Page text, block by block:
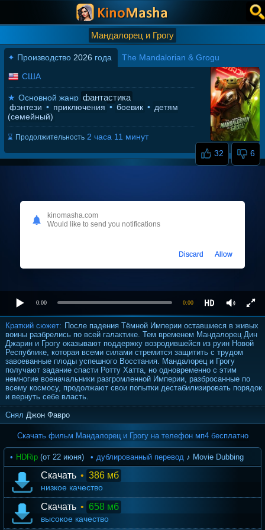
Мандалорец и Грогу
✦ Производство 2026 года The Mandalorian & Grogu
32 6
США
★ Основной жанр фантастика
фэнтези • приключения • боевик • детям
(семейный)
⌛ Продолжительность 2 часа 11 минут
0:00 0:00
Краткий сюжет: После падения Тёмной Империи оставшиеся в живых
воины разбрелись по всей галактике. Тем временем Мандалорец Дин
Джарин и Грогу оказывают поддержку возродившейся из руин Новой
Республике, которая всеми силами стремится защитить с трудом
завоеванные плоды успешного Восстания. Мандалорец и Грогу
получают задание спасти Ротту Хатта, но одновременно с этим
немногие военачальники разгромленной Империи, разбросанные по
всему космосу, продолжают свои попытки дестабилизировать порядок
и вернуть себе власть.
Снял Джон Фавро
Скачать фильм Мандалорец и Грогу на телефон мп4 бесплатно
HDRip (от 22 июня) дублированный перевод ♪ Movie Dubbing
Скачать • 386 мб
низкое качество
Скачать • 658 мб
высокое качество
kinomasha.com
Would like to send you notifications
Discard Allow